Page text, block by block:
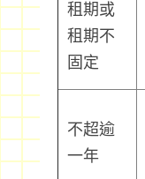
租期或
租期不
固定
不超逾
一年